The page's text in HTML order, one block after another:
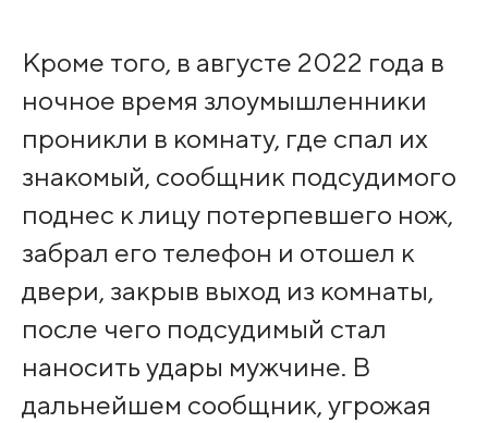
Кроме того, в августе 2022 года в
ночное время злоумышленники
проникли в комнату, где спал их
знакомый, сообщник подсудимого
поднес к лицу потерпевшего нож,
забрал его телефон и отошел к
двери, закрыв выход из комнаты,
после чего подсудимый стал
наносить удары мужчине. В
дальнейшем сообщник, угрожая